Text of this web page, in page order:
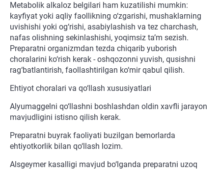
Metabolik alkaloz belgilari ham kuzatilishi mumkin:
kayfiyat yoki aqliy faollikning o‘zgarishi, mushaklarning
uvishishi yoki og‘rishi, asabiylashish va tez charchash,
nafas olishning sekinlashishi, yoqimsiz ta’m sezish.
Preparatni organizmdan tezda chiqarib yuborish
choralarini ko‘rish kerak - oshqozonni yuvish, qusishni
rag‘batlantirish, faollashtirilgan ko‘mir qabul qilish.
Ehtiyot choralari va qo‘llash xususiyatlari
Alyumaggelni qo‘llashni boshlashdan oldin xavfli jarayon
mavjudligini istisno qilish kerak.
Preparatni buyrak faoliyati buzilgan bemorlarda
ehtiyotkorlik bilan qo‘llash lozim.
Alsgeymer kasalligi mavjud bo‘lganda preparatni uzoq